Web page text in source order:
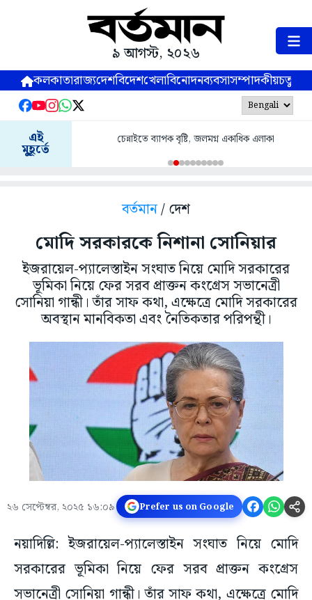
৯ আগস্ট, ২০২৬
কলকাতারাজ্যদেশবিদেশখেলাবিনোদনব্যবসাসম্পাদকীয়
এই
মুহূর্তে
চেন্নাইতে ব্যাপক বৃষ্টি, জলমগ্ন একাধিক এলাকা
বর্তমান/ দেশ
মোদি সরকারকে নিশানা সোনিয়ার
ইজরায়েল-প্যালেস্তাইন সংঘাত নিয়ে মোদি সরকারের
ভূমিকা নিয়ে ফের সরব প্রাক্তন কংগ্রেস সভানেত্রী
সোনিয়া গান্ধী। তাঁর সাফ কথা, এক্ষেত্রে মোদি সরকারের
অবস্থান মানবিকতা এবং নৈতিকতার পরিপন্থী।
২৬ সেপ্টেম্বর, ২০২৫ ১৬:০৯ Prefer us on Google
নয়াদিল্লি: ইজরায়েল-প্যালেস্তাইন সংঘাত নিয়ে মোদি
সরকারের ভূমিকা নিয়ে ফের সরব প্রাক্তন কংগ্রেস
সভানেত্রী সোনিয়া গান্ধী। তাঁর সাফ কথা, এক্ষেত্রে মোদি